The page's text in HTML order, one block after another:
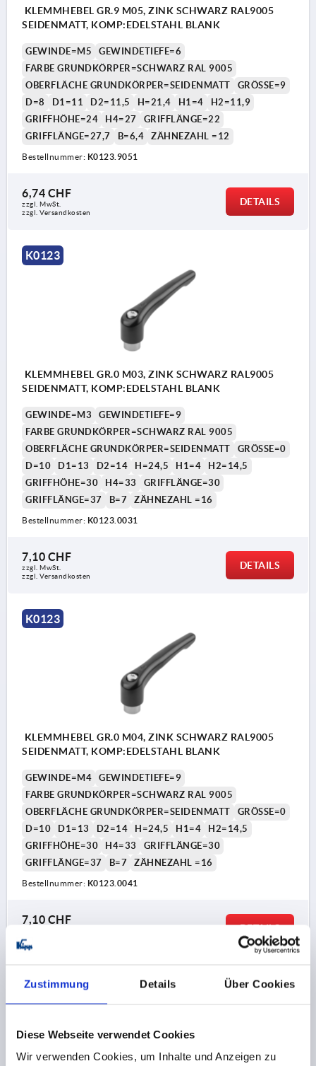
Zustimmung Details Über Cookies
Diese Webseite verwendet Cookies
Wir verwenden Cookies, um Inhalte und Anzeigen zu
KLEMMHEBEL GR.9 M05, ZINK SCHWARZ RAL9005
SEIDENMATT, KOMP:EDELSTAHL BLANK
GEWINDE=M5
GEWINDETIEFE=6
FARBE GRUNDKÖRPER=SCHWARZ RAL 9005
OBERFLÄCHE GRUNDKÖRPER=SEIDENMATT
GRÖSSE=9
D=8
D1=11 D2=11,5 H=21,4 H1=4
H2=11,9
GRIFFHÖHE=24
H4=27
GRIFFLÄNGE=22
GRIFFLÄNGE=27,7
B=6,4 ZÄHNEZAHL =12
Bestellnummer: K0123.9051
6,74 CHF
zzgl. MwSt.
zzgl. Versandkosten
DETAILS
K0123
KLEMMHEBEL GR.0 M03, ZINK SCHWARZ RAL9005
SEIDENMATT, KOMP:EDELSTAHL BLANK
GEWINDE=M3
GEWINDETIEFE=9
FARBE GRUNDKÖRPER=SCHWARZ RAL 9005
OBERFLÄCHE GRUNDKÖRPER=SEIDENMATT
GRÖSSE=0
D=10
D1=13 D2=14 H=24,5 H1=4
H2=14,5
GRIFFHÖHE=30
H4=33
GRIFFLÄNGE=30
GRIFFLÄNGE=37
B=7 ZÄHNEZAHL =16
Bestellnummer: K0123.0031
7,10 CHF
zzgl. MwSt.
zzgl. Versandkosten
DETAILS
K0123
KLEMMHEBEL GR.0 M04, ZINK SCHWARZ RAL9005
SEIDENMATT, KOMP:EDELSTAHL BLANK
GEWINDE=M4
GEWINDETIEFE=9
FARBE GRUNDKÖRPER=SCHWARZ RAL 9005
OBERFLÄCHE GRUNDKÖRPER=SEIDENMATT
GRÖSSE=0
D=10
D1=13 D2=14 H=24,5 H1=4
H2=14,5
GRIFFHÖHE=30
H4=33
GRIFFLÄNGE=30
GRIFFLÄNGE=37
B=7 ZÄHNEZAHL =16
Bestellnummer: K0123.0041
7,10 CHF
zzgl. Versandkosten
DETAILS
K0123